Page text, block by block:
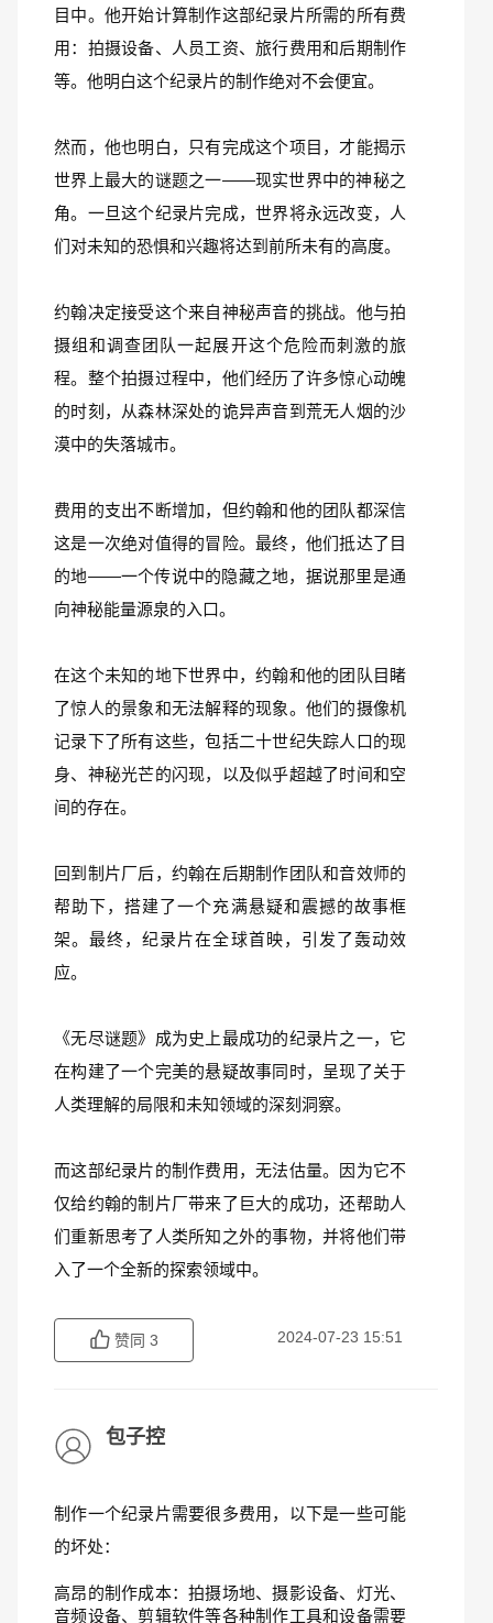
目中。他开始计算制作这部纪录片所需的所有费
用：拍摄设备、人员工资、旅行费用和后期制作
等。他明白这个纪录片的制作绝对不会便宜。
然而，他也明白，只有完成这个项目，才能揭示
世界上最大的谜题之一——现实世界中的神秘之
角。一旦这个纪录片完成，世界将永远改变，人
们对未知的恐惧和兴趣将达到前所未有的高度。
约翰决定接受这个来自神秘声音的挑战。他与拍
摄组和调查团队一起展开这个危险而刺激的旅
程。整个拍摄过程中，他们经历了许多惊心动魄
的时刻，从森林深处的诡异声音到荒无人烟的沙
漠中的失落城市。
费用的支出不断增加，但约翰和他的团队都深信
这是一次绝对值得的冒险。最终，他们抵达了目
的地——一个传说中的隐藏之地，据说那里是通
向神秘能量源泉的入口。
在这个未知的地下世界中，约翰和他的团队目睹
了惊人的景象和无法解释的现象。他们的摄像机
记录下了所有这些，包括二十世纪失踪人口的现
身、神秘光芒的闪现，以及似乎超越了时间和空
间的存在。
回到制片厂后，约翰在后期制作团队和音效师的
帮助下，搭建了一个充满悬疑和震撼的故事框
架。最终，纪录片在全球首映，引发了轰动效
应。
《无尽谜题》成为史上最成功的纪录片之一，它
在构建了一个完美的悬疑故事同时，呈现了关于
人类理解的局限和未知领域的深刻洞察。
而这部纪录片的制作费用，无法估量。因为它不
仅给约翰的制片厂带来了巨大的成功，还帮助人
们重新思考了人类所知之外的事物，并将他们带
入了一个全新的探索领域中。
赞同 3 2024-07-23 15:51
包子控
制作一个纪录片需要很多费用，以下是一些可能
的坏处：
高昂的制作成本：拍摄场地、摄影设备、灯光、
音频设备、剪辑软件等各种制作工具和设备需要